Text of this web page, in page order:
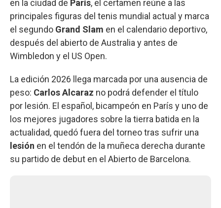
en la ciudad de París, el certamen reúne a las
principales figuras del tenis mundial actual y marca
el segundo Grand Slam en el calendario deportivo,
después del abierto de Australia y antes de
Wimbledon y el US Open.
La edición 2026 llega marcada por una ausencia de
peso: Carlos Alcaraz no podrá defender el título
por lesión. El español, bicampeón en París y uno de
los mejores jugadores sobre la tierra batida en la
actualidad, quedó fuera del torneo tras sufrir una
lesión en el tendón de la muñeca derecha durante
su partido de debut en el Abierto de Barcelona.